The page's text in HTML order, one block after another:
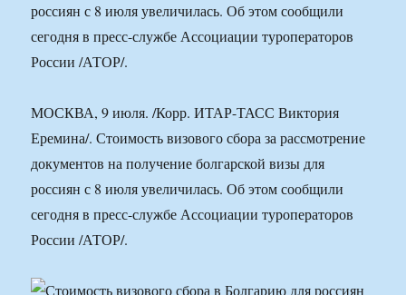
россиян с 8 июля увеличилась. Об этом сообщили
сегодня в пресс-службе Ассоциации туроператоров
России /АТОР/.
МОСКВА, 9 июля. /Корр. ИТАР-ТАСС Виктория
Еремина/. Стоимость визового сбора за рассмотрение
документов на получение болгарской визы для
россиян с 8 июля увеличилась. Об этом сообщили
сегодня в пресс-службе Ассоциации туроператоров
России /АТОР/.